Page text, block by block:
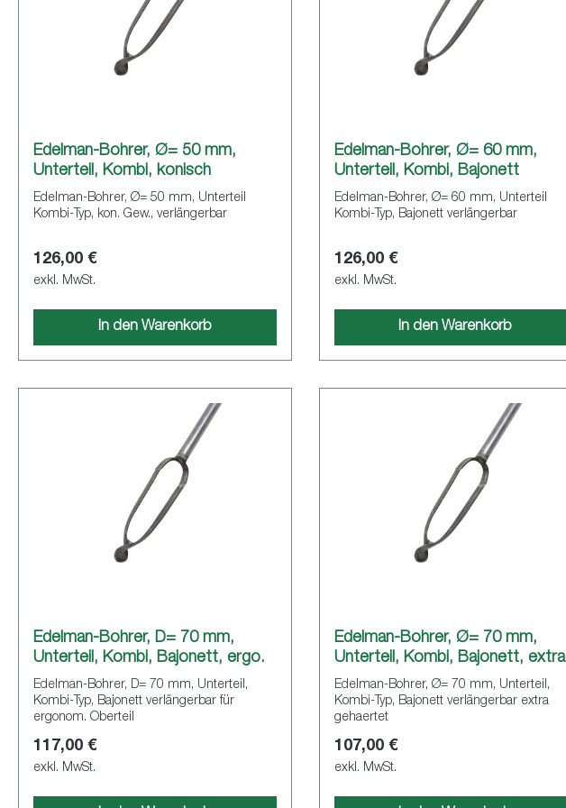
Edelman-Bohrer, Ø= 50 mm,
Unterteil, Kombi, konisch
Edelman-Bohrer, Ø= 50 mm, Unterteil
Kombi-Typ, kon. Gew., verlängerbar
126,00 €
exkl. MwSt.
In den Warenkorb
Edelman-Bohrer, Ø= 60 mm,
Unterteil, Kombi, Bajonett
Edelman-Bohrer, Ø= 60 mm, Unterteil
Kombi-Typ, Bajonett verlängerbar
126,00 €
exkl. MwSt.
In den Warenkorb
Edelman-Bohrer, D= 70 mm,
Unterteil, Kombi, Bajonett, ergo.
Edelman-Bohrer, D= 70 mm, Unterteil,
Kombi-Typ, Bajonett verlängerbar für
ergonom. Oberteil
117,00 €
exkl. MwSt.
Edelman-Bohrer, Ø= 70 mm,
Unterteil, Kombi, Bajonett, extra
Edelman-Bohrer, Ø= 70 mm, Unterteil,
Kombi-Typ, Bajonett verlängerbar extra
gehaertet
107,00 €
exkl. MwSt.